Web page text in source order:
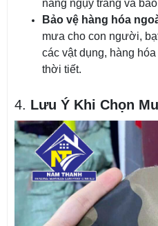
năng ngụy trang và
Bảo vệ hàng hóa
mưa cho con người,
các vật dụng, hàng
thời tiết.
4. Lưu Ý Khi Chọn